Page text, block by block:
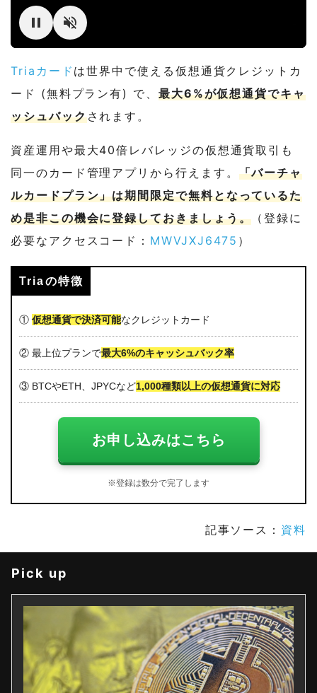
Triaカード は世界中で使える仮想通貨クレジットカ
ード (無料プラン有) で、 最大6%が仮想通貨でキャ
ッシュバックされます。
資産運用や最大40倍レバレッジの仮想通貨取引も
同一のカード管理アプリから行えます。 「バーチャ
ルカードプラン」は期間限定で無料となっているた
め是非この機会に登録しておきましょう。 （登録に
必要なアクセスコード： MWVJXJ6475 ）
Triaの特徴
① 仮想通貨で決済可能なクレジットカード
② 最上位プランで最大6%のキャッシュバック率
③ BTCやETH、JPYCなど1,000種類以上の仮想通貨に対応
お申し込みはこちら
※登録は数分で完了します
記事ソース： 資料
Pick up